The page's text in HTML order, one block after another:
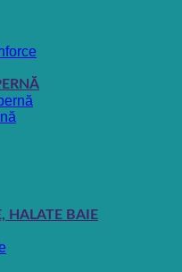
HALATE BAIE